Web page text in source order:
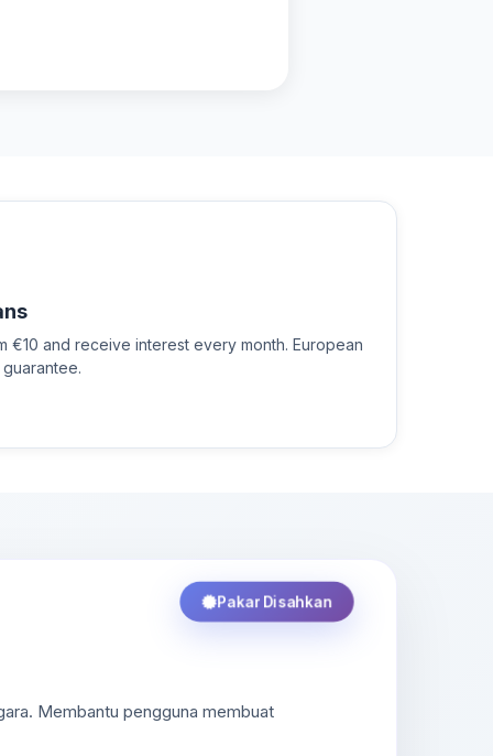
€10 and receive interest every month. European
Pakar Disahkan
Membantu pengguna membuat